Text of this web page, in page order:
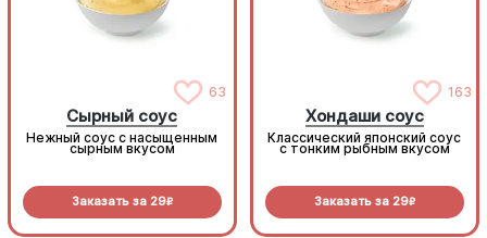
63
Сырный соус
Нежный соус с насыщенным
сырным вкусом
Заказать за 29R
163
Хондаши соус
Классический японский соус
с тонким рыбным вкусом
Заказать за 29R